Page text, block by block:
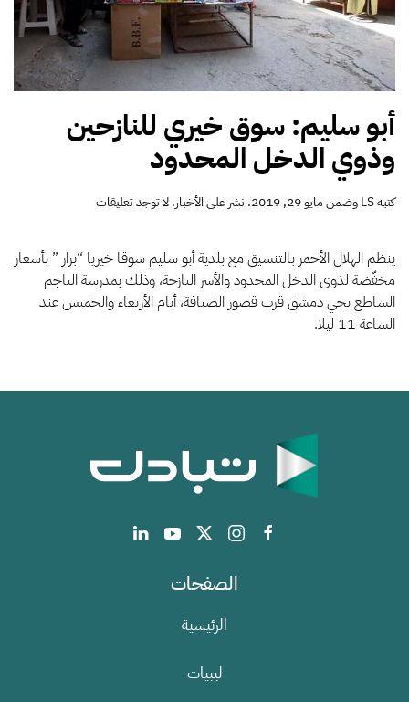
أبو سليم: سوق خيري للنازحين
وذوي الدخل المحدود
كتبهLSوضمنمايو 29, 2019 . نشر علىالأخبار.لا توجد تعليقاتعلى
سوق
خيري
للنازحين
وذوي
ينظم الهلال الأحمر بالتنسيق مع بلدية أبو سليم سوقا خيريا “بزار ” بأسعار
مخفّضة لذوى الدخل المحدود والأسر النازحة، وذلك بمدرسة الناجم
الساطع بحي دمشق قرب قصور الضيافة، أيام الأربعاء والخميس عند
الساعة 11 ليلا.
الصفحات
الرئيسية
ليبيات